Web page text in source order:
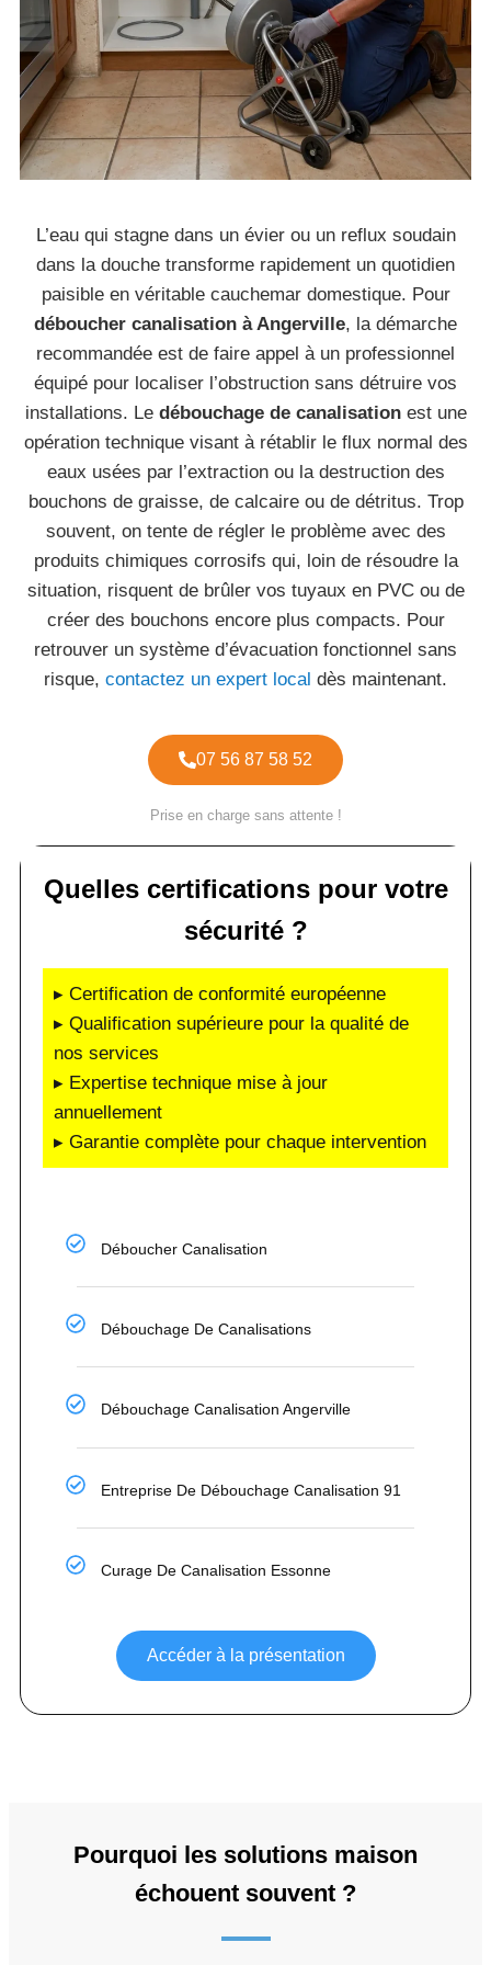
L’eau qui stagne dans un évier ou un reflux soudain
dans la douche transforme rapidement un quotidien
paisible en véritable cauchemar domestique. Pour
déboucher canalisation à Angerville, la démarche
recommandée est de faire appel à un professionnel
équipé pour localiser l’obstruction sans détruire vos
installations. Le débouchage de canalisationest une
opération technique visant à rétablir le flux normal des
eaux usées par l’extraction ou la destruction des
bouchons de graisse, de calcaire ou de détritus. Trop
souvent, on tente de régler le problème avec des
produits chimiques corrosifs qui, loin de résoudre la
situation, risquent de brûler vos tuyaux en PVC ou de
créer des bouchons encore plus compacts. Pour
retrouver un système d’évacuation fonctionnel sans
risque, contactez un expert local dès maintenant.
07 56 87 58 52
Prise en charge sans attente !
Quelles certifications pour votre
sécurité ?
▸ Certification de conformité européenne
▸ Qualification supérieure pour la qualité de
nos services
▸ Expertise technique mise à jour
annuellement
▸ Garantie complète pour chaque intervention
Déboucher Canalisation
Débouchage De Canalisations
Débouchage Canalisation Angerville
Entreprise De Débouchage Canalisation 91
Curage De Canalisation Essonne
Accéder à la présentation
Pourquoi les solutions maison
échouent souvent ?